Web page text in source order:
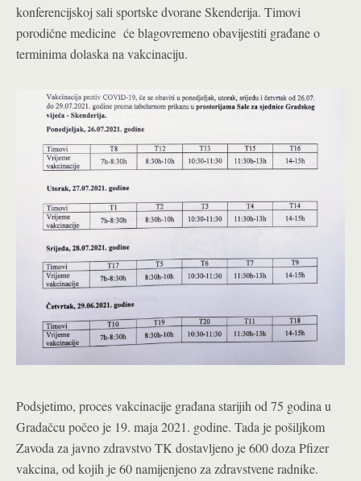
konferencijskoj sali sportske dvorane Skenderija. Timovi
porodične medicine će blagovremeno obavijestiti građane o
terminima dolaska na vakcinaciju.
Podsjetimo, proces vakcinacije građana starijih od 75 godina u
Gradačcu počeo je 19. maja 2021. godine. Tada je pošiljkom
Zavoda za javno zdravstvo TK dostavljeno je 600 doza Pfizer
vakcina, od kojih je 60 namijenjeno za zdravstvene radnike.